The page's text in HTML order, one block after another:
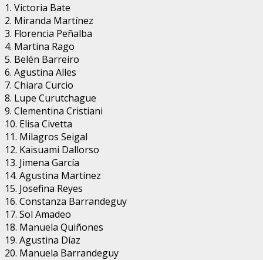
1. Victoria Bate
2. ⁠Miranda Martínez
3. ⁠Florencia Peñalba
4. ⁠Martina Rago
5. ⁠Belén Barreiro
6. ⁠Agustina Alles
7. ⁠Chiara Curcio
8. ⁠Lupe Curutchague
9. ⁠Clementina Cristiani
10. ⁠Elisa Civetta
11. ⁠Milagros Seigal
12. ⁠Kaisuami Dallorso
13. ⁠Jimena García
14. ⁠Agustina Martínez
15. ⁠Josefina Reyes
16. Constanza Barrandeguy
17. ⁠Sol Amadeo
18. ⁠Manuela Quiñones
19. ⁠Agustina Díaz
20. ⁠Manuela Barrandeguy